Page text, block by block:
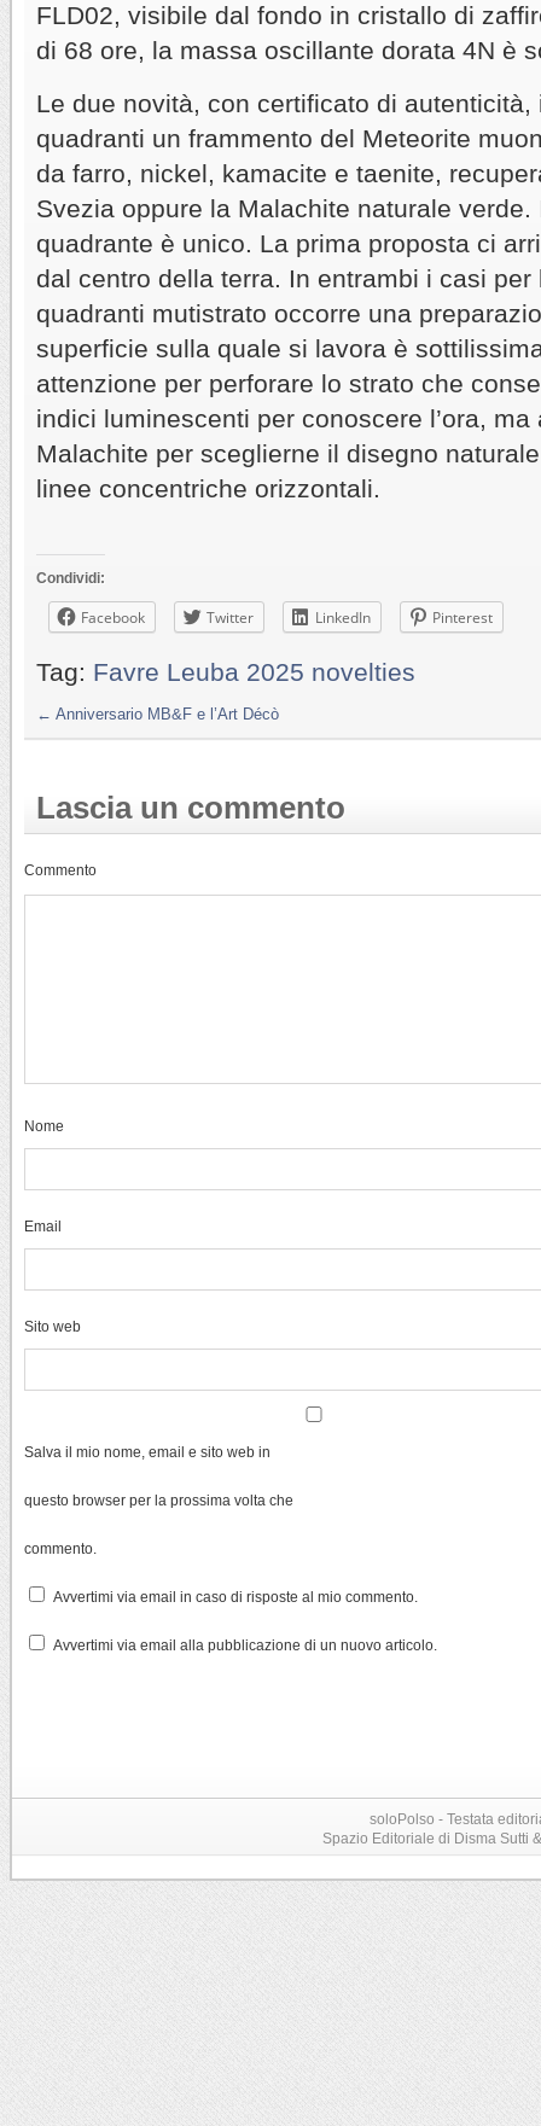
FLD02, visibile dal fondo in cristallo di
di 68 ore, la massa oscillante dorata 4N è
Le due novità, con certificato di autenticità,
quadranti un frammento del Meteorite
da farro, nickel, kamacite e taenite,
Svezia oppure la Malachite naturale
quadrante è unico. La prima proposta ci
dal centro della terra. In entrambi i casi
quadranti mutistrato occorre una
superficie sulla quale si lavora è
attenzione per perforare lo strato che
indici luminescenti per conoscere l’ora,
Malachite per sceglierne il disegno
linee concentriche orizzontali.
Condividi:
Facebook Twitter LinkedIn Pinterest
Tag: Favre Leuba 2025 novelties
← Anniversario MB&F e l’Art Décò
Lascia un commento
Commento
Nome
Email
Sito web
Salva il mio nome, email e sito web in
questo browser per la prossima volta che
commento.
Avvertimi via email in caso di risposte al mio commento.
Avvertimi via email alla pubblicazione di un nuovo articolo.
soloPolso - Testata
Spazio Editoriale di Disma Sutti